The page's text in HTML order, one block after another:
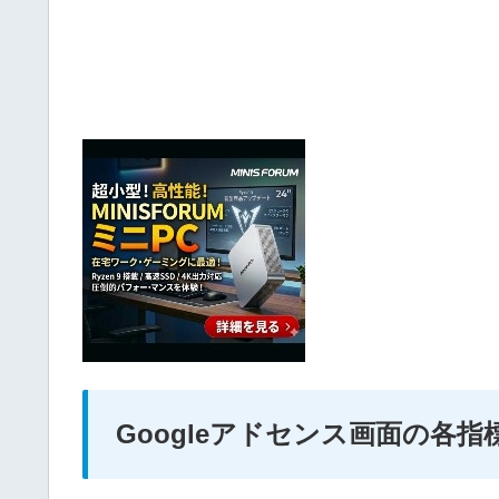
Googleアドセンス画面の各指